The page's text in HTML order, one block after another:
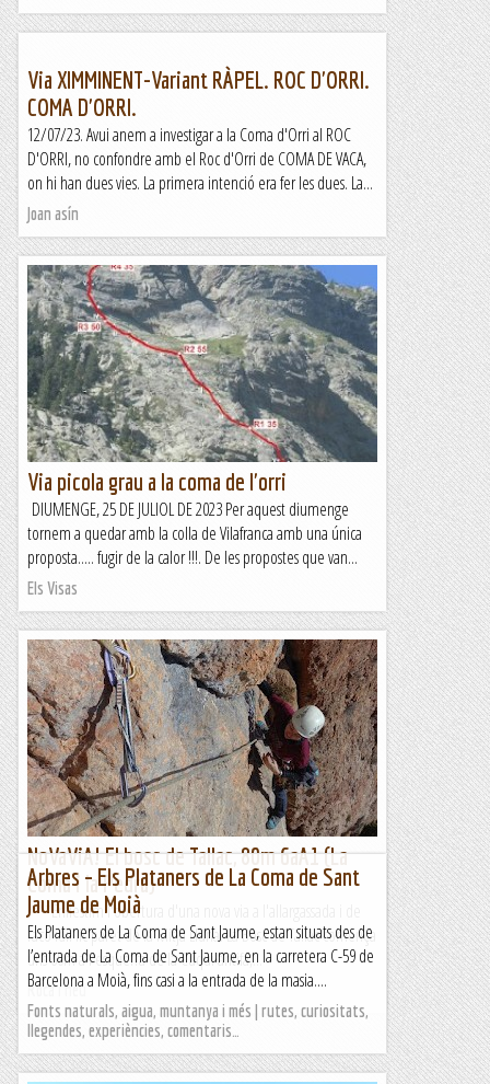
Via XIMMINENT-Variant RÀPEL. ROC D'ORRI.
COMA D'ORRI.
12/07/23. Avui anem a investigar a la Coma d'Orri al ROC
D'ORRI, no confondre amb el Roc d'Orri de COMA DE VACA,
on hi han dues vies. La primera intenció era fer les dues. La...
Joan asín
Via picola grau a la coma de l'orri
DIUMENGE, 25 DE JULIOL DE 2023 Per aquest diumenge
tornem a quedar amb la colla de Vilafranca amb una única
proposta..... fugir de la calor !!!. De les propostes que van...
Els Visas
NoVaViA! El bosc de Tallac, 80m 6aA1 (La
Coma i la Pedra)
***Enllestim l'obertura d'una nova via a l'allargassada i de
racó idíl·lic paret de la Mitja Lluna. La Bosc de Tallac comença
uns 60m a l'esquerra de la Cuqui antifa,...
Roca i neu
Arbres – Els Plataners de La Coma de Sant
Jaume de Moià
Els Plataners de La Coma de Sant Jaume, estan situats des de
l’entrada de La Coma de Sant Jaume, en la carretera C-59 de
Barcelona a Moià, fins casi a la entrada de la masia....
Fonts naturals, aigua, muntanya i més | rutes, curiositats,
llegendes, experiències, comentaris…